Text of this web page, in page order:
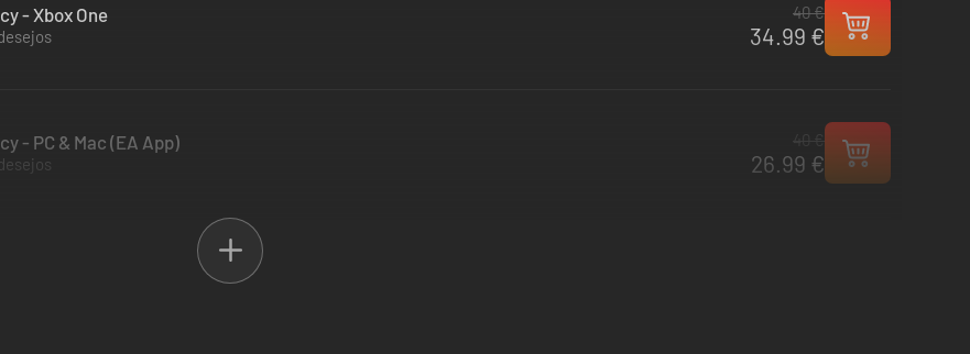
- Xbox One 40 €
34.99 €
- PC & Mac (EA App)
26.99 €